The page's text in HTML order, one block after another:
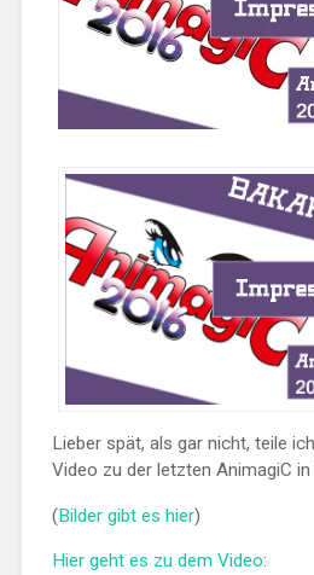
Lieber spät, als gar nicht, teile
Video zu der letzten AnimagiC in
(Bilder gibt es hier)
Hier geht es zu dem Video: